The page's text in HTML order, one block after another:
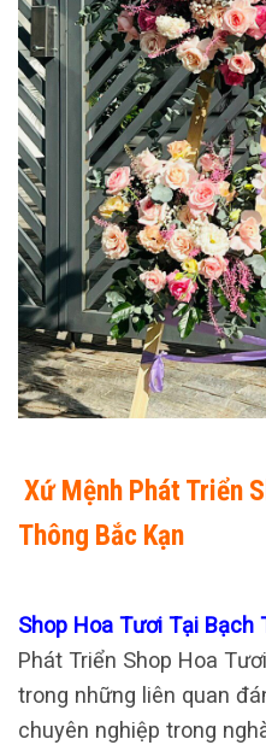
Xứ Mệnh Phát Triển
Thông Bắc Kạn
Shop Hoa Tươi Tại Bạch
Phát Triển Shop Hoa
trong những liên quan
chuyên nghiệp trong